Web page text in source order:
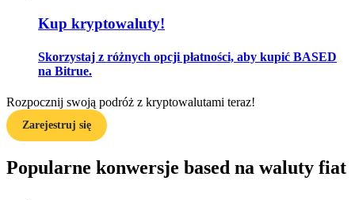
Dowiedz się, jak zachować rentowność
Zarabiać
Kup kryptowaluty!
Skorzystaj z różnych opcji płatności, aby kupić BASED
na Bitrue.
Rozpocznij swoją podróż z kryptowalutami teraz!
Zarejestruj się
Popularne konwersje based na waluty fiat